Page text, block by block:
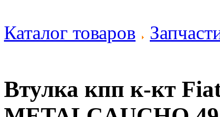
Каталог товаров
Втулка кпп к-кт